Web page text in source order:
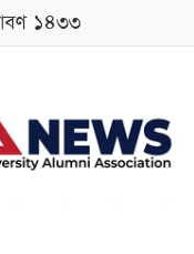
১৪৩৩